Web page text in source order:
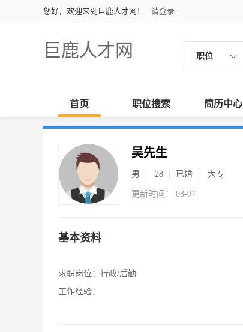
您好，欢迎来到巨鹿人才网！ 请登录
巨鹿人才网 职位
首页 职位搜索 简历中心
吴先生
男 28 已婚 大专
更新时间： 08-07
基本资料
求职岗位： 行政/后勤
工作经验：